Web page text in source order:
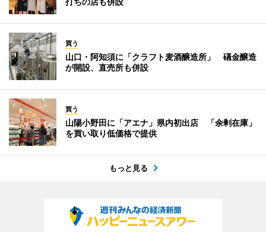
買う
山口・阿知須に「クラフト麦酒醸造所」 礒金醸造
が開設、直売所も併設
買う
山陽小野田に「アエナ」県内初出店 「余剰在庫」
を買い取り低価格で提供
もっと見る